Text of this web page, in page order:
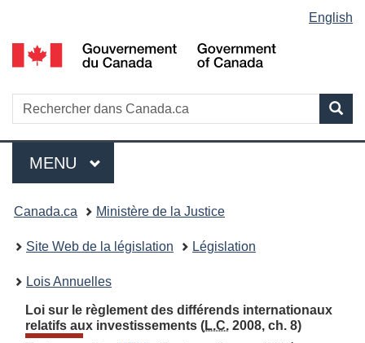
au
contenu
propos
de
HTML
simplifiée
selection
English
Recherche
Menu
MENU PRINCIPAL
Vous
etes
ici
Canada.ca Ministère de la Justice
Site Web de la législation Législation
Lois Annuelles
Loi sur le règlement des différends internationaux
relatifs aux investissements (L.C. 2008, ch. 8)